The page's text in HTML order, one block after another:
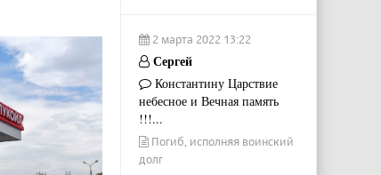
2 марта 2022 13:22
Сергей
Константину Царствие
небесное и Вечная память
!!!...
Погиб, исполняя воинский
долг